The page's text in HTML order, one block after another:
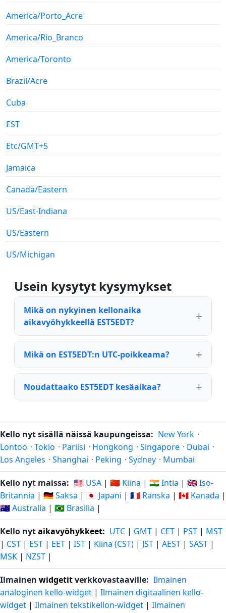
America/Porto_Acre
America/Rio_Branco
America/Toronto
Brazil/Acre
Cuba
EST
Etc/GMT+5
Jamaica
Canada/Eastern
US/East-Indiana
US/Eastern
US/Michigan
Usein kysytyt kysymykset
Mikä on nykyinen kellonaika
aikavyöhykkeellä EST5EDT?
Mikä on EST5EDT:n UTC-poikkeama?
Noudattaako EST5EDT kesäaikaa?
Kello nyt sisällä näissä kaupungeissa: New York ·
Lontoo · Tokio · Pariisi · Hongkong · Singapore · Dubai ·
Los Angeles · Shanghai · Peking · Sydney · Mumbai
Kello nyt maissa: 🇺🇸 USA | 🇨🇳 Kiina | 🇮🇳 Intia | 🇬🇧 Iso-
Britannia | 🇩🇪 Saksa | 🇯🇵 Japani | 🇫🇷 Ranska | 🇨🇦 Kanada |
🇦🇺 Australia | 🇧🇷 Brasilia |
Kello nytaikavyöhykkeet: UTC | GMT | CET | PST | MST
| CST | EST | EET | IST | Kiina (CST) | JST | AEST | SAST |
MSK | NZST |
Ilmainen widgetitverkkovastaaville: Ilmainen
analoginen kello-widget | Ilmainen digitaalinen kello-
widget | Ilmainen tekstikellon-widget | Ilmainen